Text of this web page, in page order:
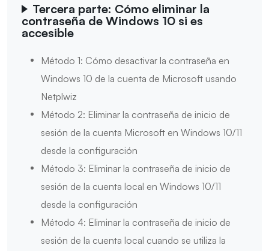
Tercera parte: Cómo eliminar la
contraseña de Windows 10 si es
accesible
Método 1: Cómo desactivar la contraseña en
Windows 10 de la cuenta de Microsoft usando
Netplwiz
Método 2: Eliminar la contraseña de inicio de
sesión de la cuenta Microsoft en Windows 10/11
desde la configuración
Método 3: Eliminar la contraseña de inicio de
sesión de la cuenta local en Windows 10/11
desde la configuración
Método 4: Eliminar la contraseña de inicio de
sesión de la cuenta local cuando se utiliza la